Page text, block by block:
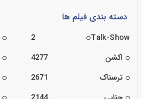
دسته بندی فیلم ها
Talk-Show
2
اکشن
4277
ترسناک
2671